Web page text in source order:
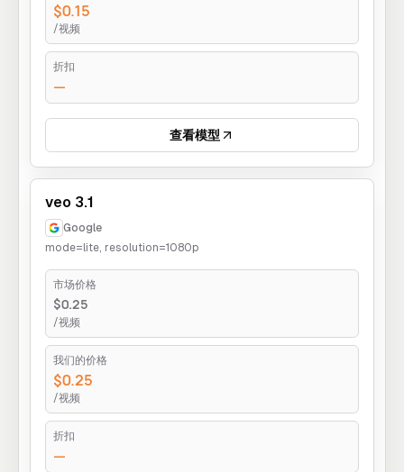
$0.15
/视频
折扣
—
查看模型
veo 3.1
Google
mode=lite, resolution=1080p
市场价格
$0.25
/视频
我们的价格
$0.25
/视频
折扣
—